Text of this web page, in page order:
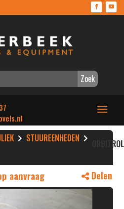
Zoek
STUUREENHEDEN
aanvraag Delen